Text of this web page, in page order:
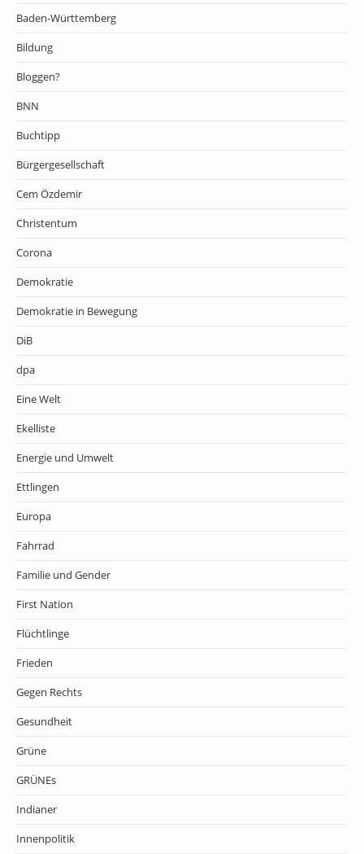
Baden-Württemberg
Bildung
Bloggen?
BNN
Buchtipp
Bürgergesellschaft
Cem Özdemir
Christentum
Corona
Demokratie
Demokratie in Bewegung
DiB
dpa
Eine Welt
Ekelliste
Energie und Umwelt
Ettlingen
Europa
Fahrrad
Familie und Gender
First Nation
Flüchtlinge
Frieden
Gegen Rechts
Gesundheit
Grüne
GRÜNEs
Indianer
Innenpolitik